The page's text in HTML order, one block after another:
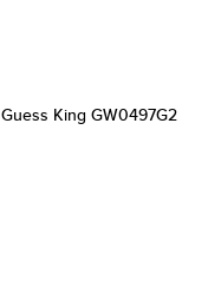
Guess King GW0497G2